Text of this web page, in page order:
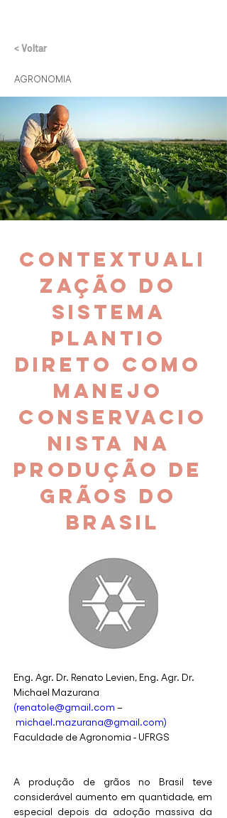
< Voltar
AGRONOMIA
Contextuali
zação do
Sistema
Plantio
Direto como
manejo
conservacio
nista na
produção de
grãos do
Brasil
Eng. Agr. Dr. Renato Levien, Eng. Agr. Dr.
Michael Mazurana
(renatole@gmail.com –
michael.mazurana@gmail.com)
Faculdade de Agronomia - UFRGS
A produção de grãos no Brasil teve
considerável aumento em quantidade, em
especial depois da adoção massiva da